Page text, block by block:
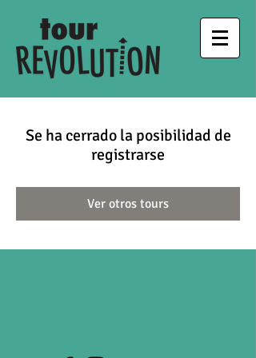
Se ha cerrado la posibilidad de
registrarse
Ver otros tours